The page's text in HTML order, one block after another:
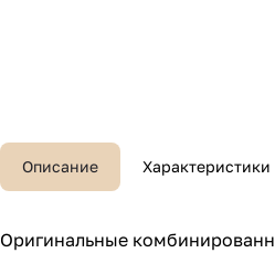
Описание Характеристики
Оригинальные